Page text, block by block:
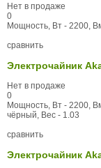
Нет в продаже
0
Мощность, Вт - 2200,
сравнить
Электрочайник
Нет в продаже
0
Мощность, Вт - 2200,
чёрный, Вес - 1.03
сравнить
Электрочайник